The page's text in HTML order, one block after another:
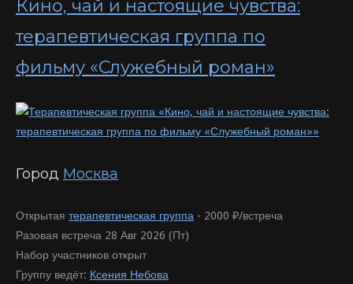
Кино, чай и настоящие чувства:
терапевтическая группа по
фильму «Служебный роман»
Город Москва
Открытая терапевтическая группа - 2000 ₽/встреча
Разовая встреча 28 Авг 2026 (Пт)
Набор участников открыт
Группу ведёт: Ксения Небова